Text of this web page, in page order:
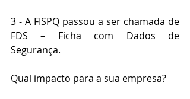
3 - A FISPQ passou a ser chamada de
FDS – Ficha com Dados de
Segurança.
Qual impacto para a sua empresa?